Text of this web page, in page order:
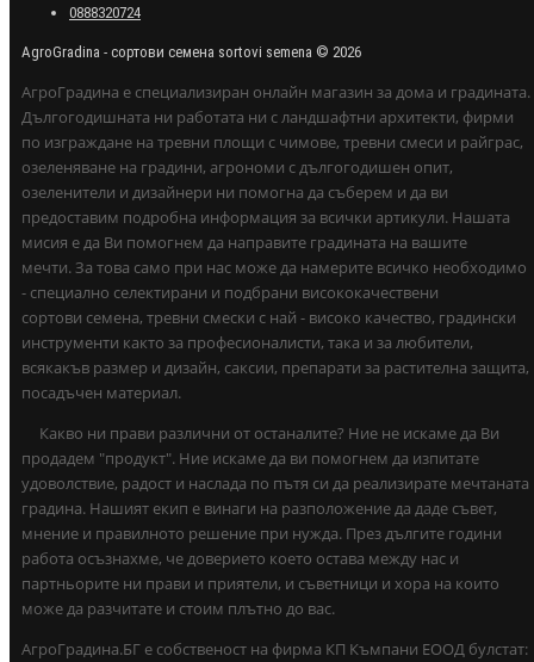
0888320724
AgroGradina - сортови семена sortovi semena © 2026
АгроГрадина е специализиран онлайн магазин за дома и градината.
Дългогодишната ни работата ни с ландшафтни архитекти, фирми
по изграждане на тревни площи с чимове, тревни смеси и райграс,
озеленяване на градини, агрономи с дългогодишен опит,
озеленители и дизайнери ни помогна да съберем и да ви
предоставим подробна информация за всички артикули. Нашата
мисия е да Ви помогнем да направите градината на вашите
мечти. За това само при нас може да намерите всичко необходимо
- специално селектирани и подбрани висококачествени
сортови семена, тревни смески с най - високо качество, градински
инструменти както за професионалисти, така и за любители,
всякакъв размер и дизайн, саксии, препарати за растителна защита,
посадъчен материал.
Какво ни прави различни от останалите? Ние не искаме да Ви
продадем "продукт". Ние искаме да ви помогнем да изпитате
удоволствие, радост и наслада по пътя си да реализирате мечтаната
градина. Нашият екип е винаги на разположение да даде съвет,
мнение и правилното решение при нужда. През дългите години
работа осъзнахме, че доверието което остава между нас и
партньорите ни прави и приятели, и съветници и хора на които
може да разчитате и стоим плътно до вас.
АгроГрадина.БГ е собственост на фирма КП Къмпани ЕООД булстат: